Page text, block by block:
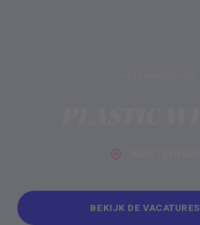
BEKIJK DE VACATURES